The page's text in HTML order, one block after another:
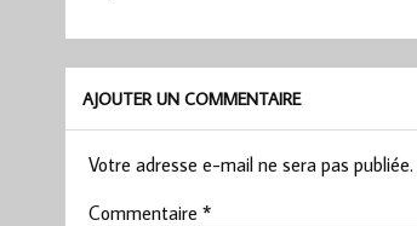
AJOUTER UN COMMENTAIRE
Votre adresse e-mail ne sera pas publiée.
Commentaire *